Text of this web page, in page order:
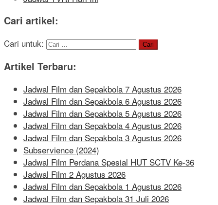
Cari artikel:
Cari untuk:
Artikel Terbaru:
Jadwal Film dan Sepakbola 7 Agustus 2026
Jadwal Film dan Sepakbola 6 Agustus 2026
Jadwal Film dan Sepakbola 5 Agustus 2026
Jadwal Film dan Sepakbola 4 Agustus 2026
Jadwal Film dan Sepakbola 3 Agustus 2026
Subservience (2024)
Jadwal Film Perdana Spesial HUT SCTV Ke-36
Jadwal Film 2 Agustus 2026
Jadwal Film dan Sepakbola 1 Agustus 2026
Jadwal Film dan Sepakbola 31 Juli 2026